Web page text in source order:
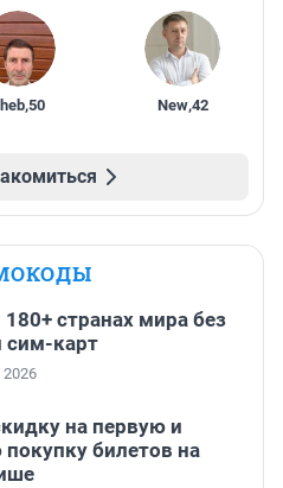
,50 New,42
180+ странах мира без
сим-карт
на первую и
билетов на